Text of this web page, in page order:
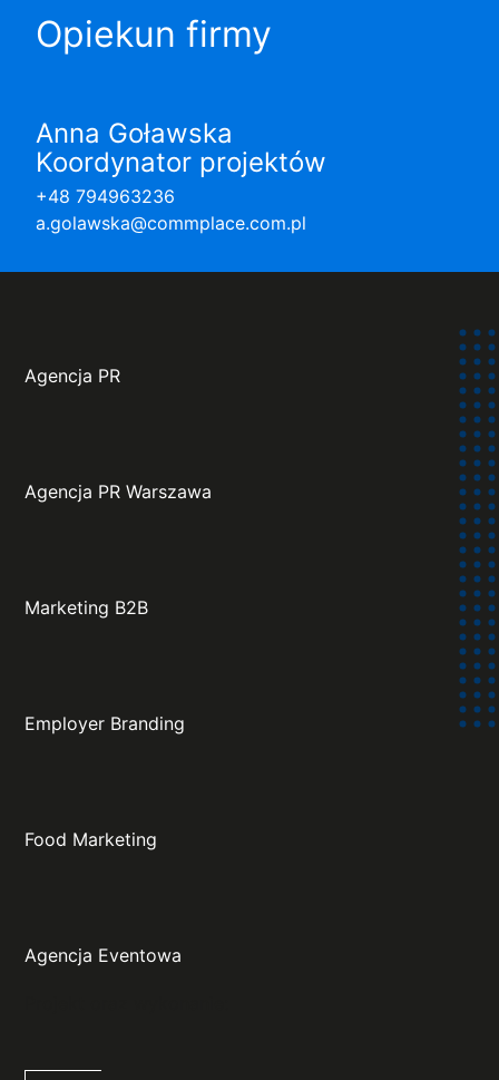
Opiekun firmy
Anna Goławska
Koordynator projektów
+48 794963236
a.golawska@commplace.com.pl
Agencja PR
Agencja PR Warszawa
Marketing B2B
Employer Branding
Food Marketing
Agencja Eventowa